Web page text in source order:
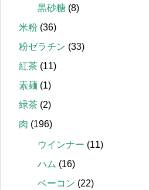
黒砂糖 (8)
米粉 (36)
粉ゼラチン (33)
紅茶 (11)
素麺 (1)
緑茶 (2)
肉 (196)
ウインナー (11)
ハム (16)
ベーコン (22)